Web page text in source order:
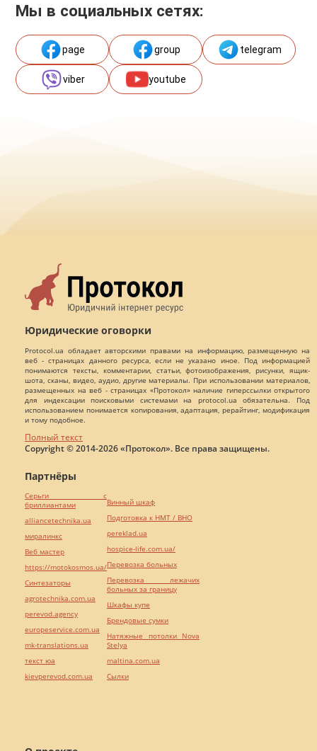
Мы в социальных сетях:
page group telegram
viber youtube
Юридические оговорки
Protocol.ua обладает авторскими правами на информацию, размещенную на
веб - страницах данного ресурса, если не указано иное. Под информацией
понимаются тексты, комментарии, статьи, фотоизображения, рисунки, ящик-
шота, сканы, видео, аудио, другие материалы. При использовании материалов,
размещенных на веб - страницах «Протокол» наличие гиперссылки открытого
для индексации поисковыми системами на protocol.ua обязательна. Под
использованием понимается копирования, адаптация, рерайтинг, модификация
и тому подобное.
Полный текст
Copyright © 2014-2026 «Протокол». Все права защищены.
Партнёры
Серьги с
бриллиантами
alliancetechnika.ua
миралинкс
Веб мастер
https://motokosmos.ua/
Синтезаторы
agrotechnika.com.ua
perevod.agency
europeservice.com.ua
mk-translations.ua
текст юа
kievperevod.com.ua
Винный шкаф
Подготовка к НМТ / ВНО
pereklad.ua
hospice-life.com.ua/
Перевозка больных
Перевозка лежачих
больных за границу
Шкафы купе
Брендовые сумки
Натяжные потолки Nova
Stelya
maltina.com.ua
Cылки